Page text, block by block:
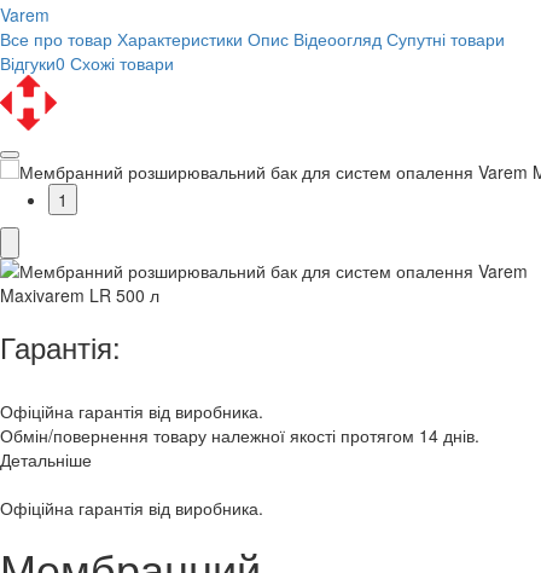
Varem
Все про товар Характеристики Опис Відеоогляд Супутні товари
Відгуки0 Схожі товари
1
Гарантія:
Офіційна гарантія від виробника.
Обмін/повернення товару належної якості протягом 14 днів.
Детальніше
Офіційна гарантія від виробника.